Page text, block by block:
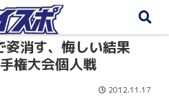
消す、悔しい結果
権大会個人戦
2012.11.17